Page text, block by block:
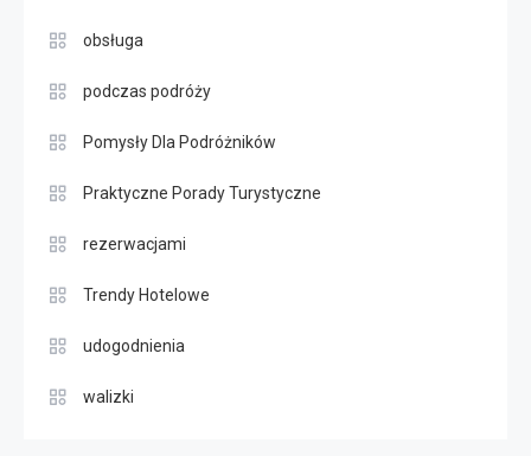
obsługa
podczas podróży
Pomysły Dla Podróżników
Praktyczne Porady Turystyczne
rezerwacjami
Trendy Hotelowe
udogodnienia
walizki